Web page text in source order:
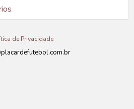
de Privacidade